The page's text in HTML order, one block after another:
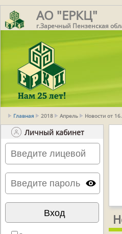
АО "ЕРКЦ"
г.Заречный Пензенская
Главная 2018 Апрель Новости от
Личный кабинет